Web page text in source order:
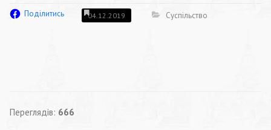
Поділитись 04.12.2019 Суспільство
Переглядів: 666